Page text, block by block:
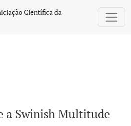
Científica da
a Swinish Multitude